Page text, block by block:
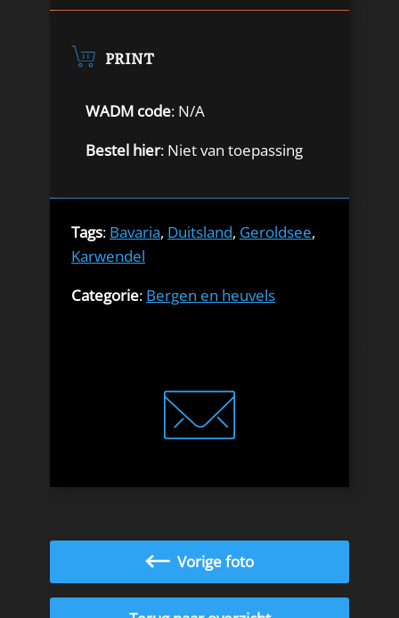
PRINT
WADM code: N/A
Bestel hier: Niet van toepassing
Tags: Bavaria, Duitsland, Geroldsee,
Karwendel
Categorie: Bergen en heuvels
Vorige foto